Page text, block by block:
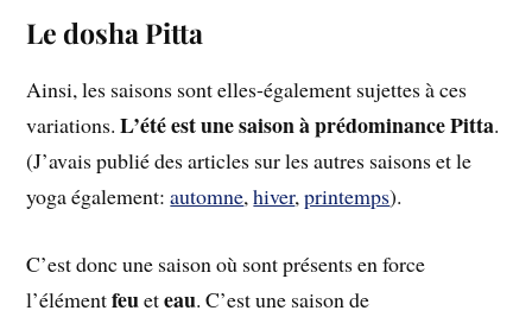
Le dosha Pitta
Ainsi, les saisons sont elles-également sujettes à ces
variations.L’été est une saison à prédominance Pitta.
(J’avais publié des articles sur les autres saisons et le
yoga également:automne,hiver,printemps).
C’est donc une saison où sont présents en force
l’élémentfeueteau. C’est une saison de